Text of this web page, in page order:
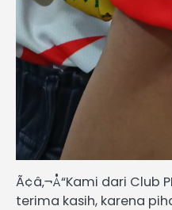
Ã¢â‚¬Å“Kami dari Club
terima kasih, karena